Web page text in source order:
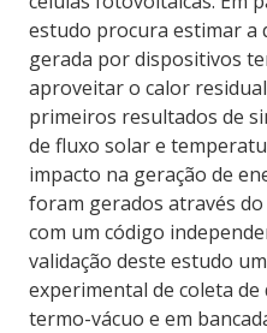
estudo procura estimar a
gerada por dispositivos
aproveitar o calor
primeiros resultados de
de fluxo solar e
impacto na geração de
foram gerados através
com um código
validação deste estudo
experimental de coleta de
termo-vácuo e em